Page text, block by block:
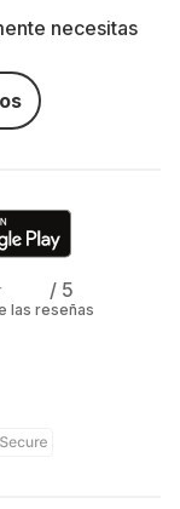
necesitas
/ 5
las reseñas